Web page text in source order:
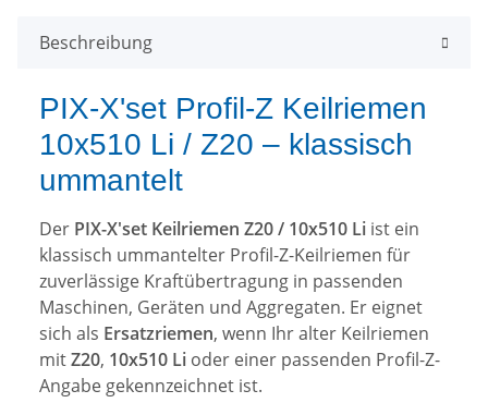
Beschreibung
PIX-X'set Profil-Z Keilriemen
10x510 Li / Z20 – klassisch
ummantelt
Der PIX-X'set Keilriemen Z20 / 10x510 Li ist ein
klassisch ummantelter Profil-Z-Keilriemen für
zuverlässige Kraftübertragung in passenden
Maschinen, Geräten und Aggregaten. Er eignet
sich als Ersatzriemen, wenn Ihr alter Keilriemen
mitZ20, 10x510 Li oder einer passenden Profil-Z-
Angabe gekennzeichnet ist.